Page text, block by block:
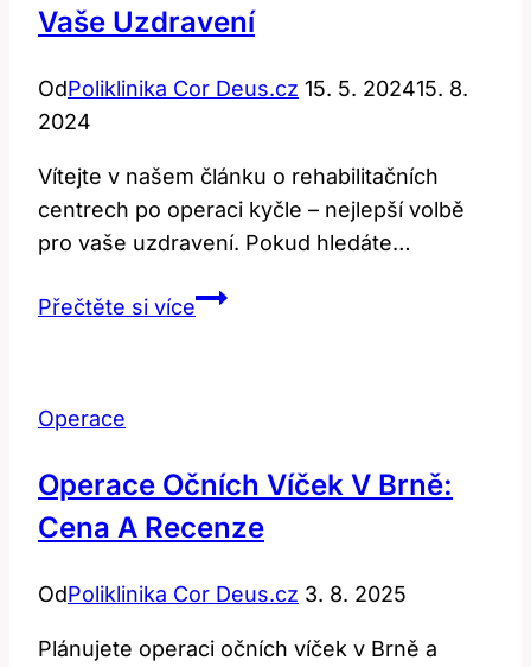
Vaše Uzdravení
OdPoliklinika Cor Deus.cz 15. 5. 202415. 8.
2024
Vítejte v našem článku o rehabilitačních
centrech po operaci kyčle – nejlepší volbě
pro vaše uzdravení. Pokud hledáte…
Přečtěte si víceRehabilitační
volba
pro
uzdravení
Operace
Operace Očních Víček V Brně:
Cena A Recenze
OdPoliklinika Cor Deus.cz 3. 8. 2025
Plánujete operaci očních víček v Brně a